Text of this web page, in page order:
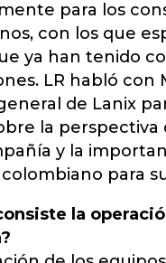
para los
con los que
ya han tenido
LR habló con
de Lanix
la
y la
para
la